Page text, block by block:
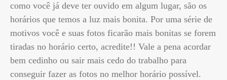
como você já deve ter ouvido em algum lugar, são os
horários que temos a luz mais bonita. Por uma série de
motivos você e suas fotos ficarão mais bonitas se forem
tiradas no horário certo, acredite!! Vale a pena acordar
bem cedinho ou sair mais cedo do trabalho para
conseguir fazer as fotos no melhor horário possível.